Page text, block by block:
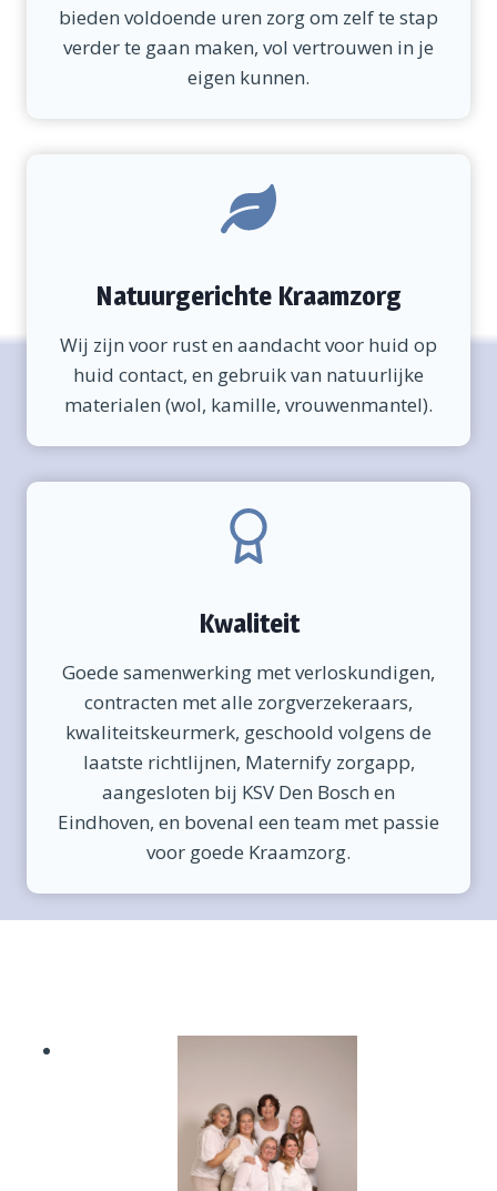
bieden voldoende uren zorg om zelf te stap
verder te gaan maken, vol vertrouwen in je
eigen kunnen.
Natuurgerichte Kraamzorg
Wij zijn voor rust en aandacht voor huid op
huid contact, en gebruik van natuurlijke
materialen (wol, kamille, vrouwenmantel).
Kwaliteit
Goede samenwerking met verloskundigen,
contracten met alle zorgverzekeraars,
kwaliteitskeurmerk, geschoold volgens de
laatste richtlijnen, Maternify zorgapp,
aangesloten bij KSV Den Bosch en
Eindhoven, en bovenal een team met passie
voor goede Kraamzorg.